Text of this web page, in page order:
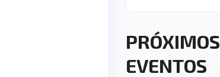
PRÓXIMOS
EVENTOS